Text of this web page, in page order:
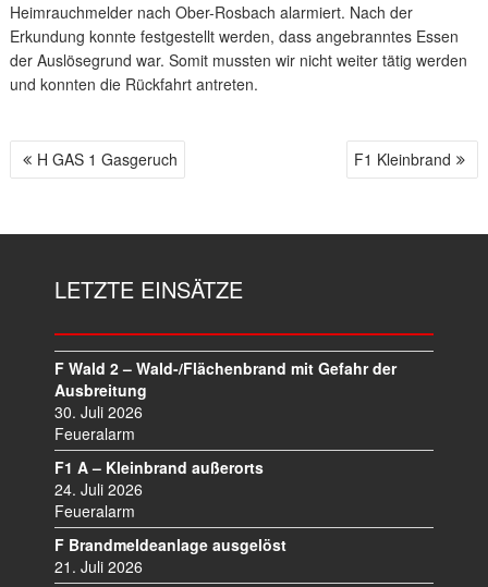
Heimrauchmelder nach Ober-Rosbach alarmiert. Nach der
Erkundung konnte festgestellt werden, dass angebranntes Essen
der Auslösegrund war. Somit mussten wir nicht weiter tätig werden
und konnten die Rückfahrt antreten.
B H GAS 1 Gasgeruch F1 Kleinbrand
LETZTE EINSÄTZE
F Wald 2 – Wald-/Flächenbrand mit Gefahr der
Ausbreitung
30. Juli 2026
Feueralarm
F1 A – Kleinbrand außerorts
24. Juli 2026
Feueralarm
F Brandmeldeanlage ausgelöst
21. Juli 2026